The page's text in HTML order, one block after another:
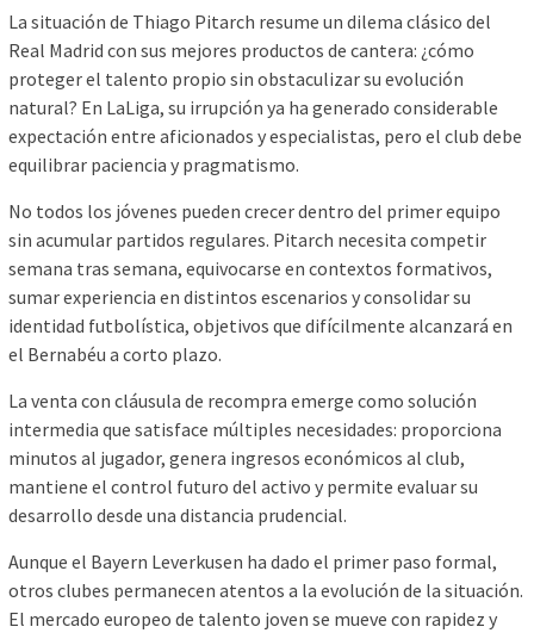
La situación de Thiago Pitarch resume un dilema clásico del
Real Madrid con sus mejores productos de cantera: ¿cómo
proteger el talento propio sin obstaculizar su evolución
natural? En LaLiga, su irrupción ya ha generado considerable
expectación entre aficionados y especialistas, pero el club debe
equilibrar paciencia y pragmatismo.
No todos los jóvenes pueden crecer dentro del primer equipo
sin acumular partidos regulares. Pitarch necesita competir
semana tras semana, equivocarse en contextos formativos,
sumar experiencia en distintos escenarios y consolidar su
identidad futbolística, objetivos que difícilmente alcanzará en
el Bernabéu a corto plazo.
La venta con cláusula de recompra emerge como solución
intermedia que satisface múltiples necesidades: proporciona
minutos al jugador, genera ingresos económicos al club,
mantiene el control futuro del activo y permite evaluar su
desarrollo desde una distancia prudencial.
Aunque el Bayern Leverkusen ha dado el primer paso formal,
otros clubes permanecen atentos a la evolución de la situación.
El mercado europeo de talento joven se mueve con rapidez y